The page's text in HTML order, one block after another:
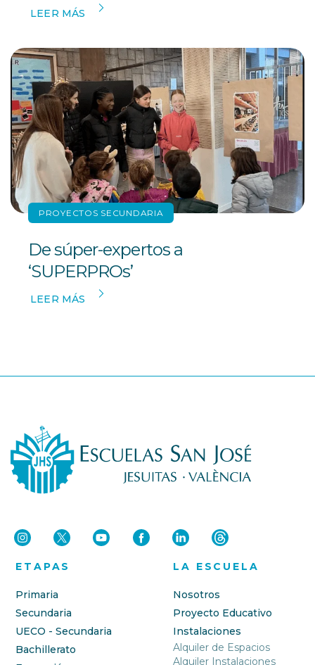
LEER MÁS
PROYECTOS SECUNDARIA
De súper-expertos a
‘SUPERPROs’
LEER MÁS
ETAPAS
Primaria
Secundaria
UECO - Secundaria
Bachillerato
LA ESCUELA
Nosotros
Proyecto Educativo
Instalaciones
Alquiler de Espacios
Alquiler Instalaciones